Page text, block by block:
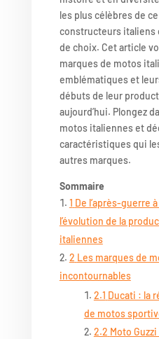
les plus célèbres de
constructeurs italiens
de choix. Cet article
marques de motos
emblématiques et
débuts de leur
aujourd’hui. Plongez
motos italiennes et
caractéristiques qui
autres marques.
Sommaire
1 De l’après-guerre
l’évolution de la
italiennes
2 Les marques de
incontournables
2.1 Ducati : la
de motos
2.2 Moto